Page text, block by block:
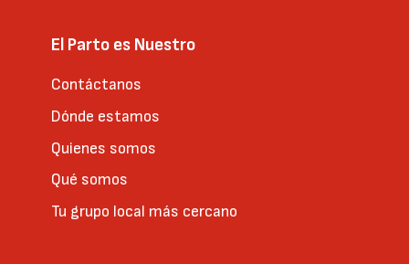
El Parto es Nuestro
Contáctanos
Dónde estamos
Quienes somos
Qué somos
Tu grupo local más cercano